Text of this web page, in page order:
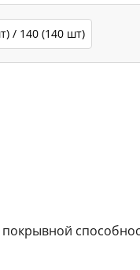
/ 140 (140 шт)